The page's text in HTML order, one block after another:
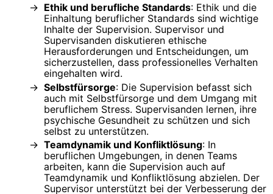
Ethik und berufliche Standards: Ethik und die
Einhaltung beruflicher Standards sind wichtige
Inhalte der Supervision. Supervisor und
Supervisanden diskutieren ethische
Herausforderungen und Entscheidungen, um
sicherzustellen, dass professionelles Verhalten
eingehalten wird.
Selbstfürsorge: Die Supervision befasst sich
auch mit Selbstfürsorge und dem Umgang mit
beruflichem Stress. Supervisanden lernen, ihre
psychische Gesundheit zu schützen und sich
selbst zu unterstützen.
Teamdynamik und Konfliktlösung: In
beruflichen Umgebungen, in denen Teams
arbeiten, kann die Supervision auch auf
Teamdynamik und Konfliktlösung abzielen. Der
Supervisor unterstützt bei der Verbesserung der